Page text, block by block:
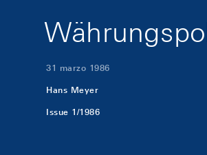
31 marzo 1986
Hans Meyer
Issue 1/1986